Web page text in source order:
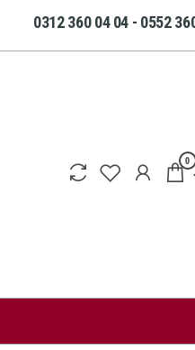
0312 360 04 04 - 0552
0